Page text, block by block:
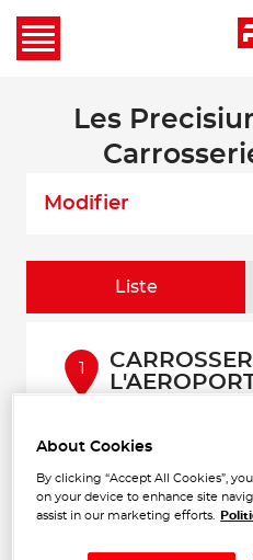
Les
Modifier
Liste
1
33700
Fermé
About Cookies
By clicking “Accept All Cookies”,
on your device to enhance site
assist in our marketing efforts.